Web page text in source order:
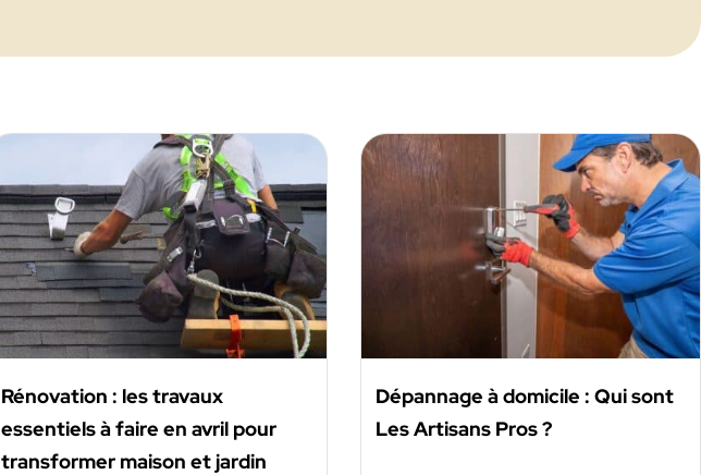
Rénovation : les travaux
essentiels à faire en avril pour
transformer maison et jardin
Dépannage à domicile : Qui sont
Les Artisans Pros ?